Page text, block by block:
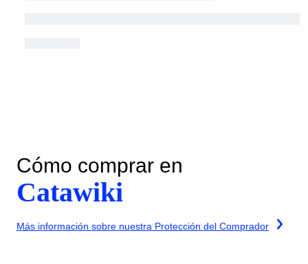
Cómo comprar en
Catawiki
Más información sobre nuestra Protección del Comprador